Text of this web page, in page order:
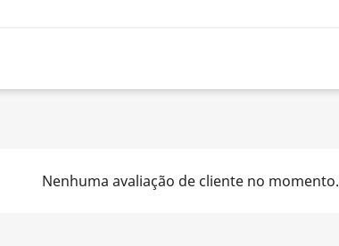
Nenhuma avaliação de cliente no momento.